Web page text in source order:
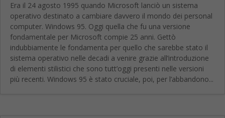
Era il 24 agosto 1995 quando Microsoft lanciò un sistema
operativo destinato a cambiare davvero il mondo dei personal
computer. Windows 95. Oggi quella che fu una versione
fondamentale per Microsoft compie 25 anni. Gettò
indubbiamente le fondamenta per quello che sarebbe stato il
sistema operativo nelle decadi a venire grazie all’introduzione
di elementi stilistici che sono tutt’oggi presenti nelle versioni
più recenti. Windows 95 è stato cruciale, poi, per l’abbandono...